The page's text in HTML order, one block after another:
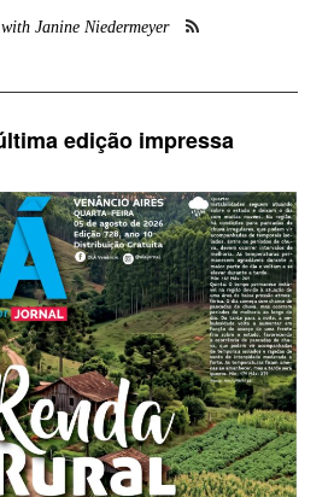
Janine Niedermeyer
edição impressa